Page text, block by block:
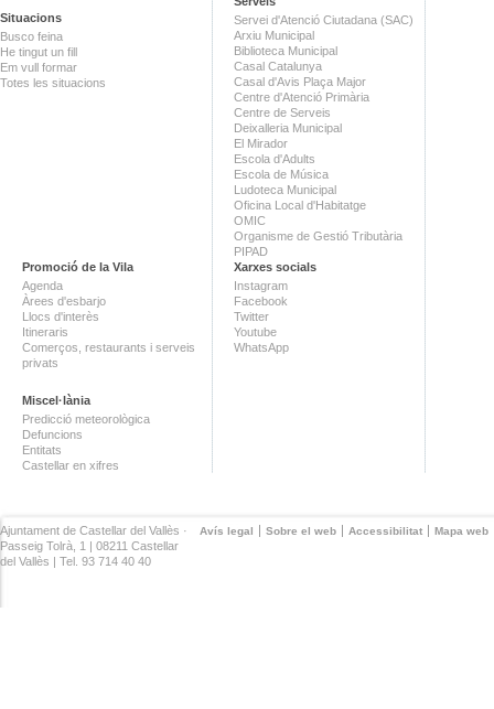
Situacions
Busco feina
He tingut un fill
Em vull formar
Totes les situacions
Servei d'Atenció Ciutadana (SAC)
Arxiu Municipal
Biblioteca Municipal
Casal Catalunya
Casal d'Avis Plaça Major
Centre d'Atenció Primària
Centre de Serveis
Deixalleria Municipal
El Mirador
Escola d'Adults
Escola de Música
Ludoteca Municipal
Oficina Local d'Habitatge
OMIC
Organisme de Gestió Tributària
PIPAD
Promoció de la Vila
Agenda
Àrees d'esbarjo
Llocs d'interès
Itineraris
Comerços, restaurants i serveis
privats
Miscel·lània
Predicció meteorològica
Defuncions
Entitats
Castellar en xifres
Xarxes socials
Instagram
Facebook
Twitter
Youtube
WhatsApp
Avís legal Sobre el web Accessibilitat Mapa web
Ajuntament de Castellar del Vallès ·
Passeig Tolrà, 1 | 08211 Castellar
del Vallès | Tel. 93 714 40 40